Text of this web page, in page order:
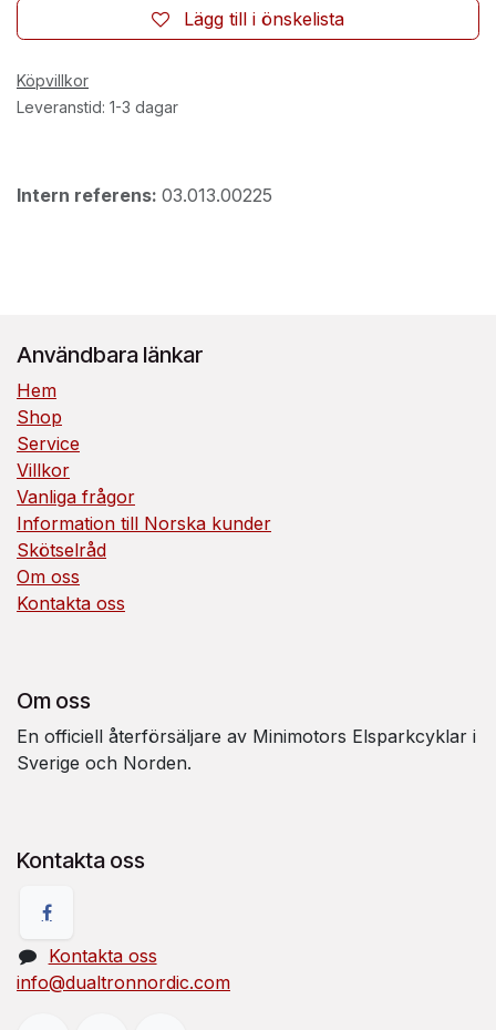
Lägg till i önskelista
Köpvillkor
Leveranstid: 1-3 dagar
Intern referens: 03.013.00225
Användbara länkar
Hem
Shop
Service
Villkor
Vanliga frågor
Information till Norska kunder
Skötselråd
Om oss
Kontakta oss
Om oss
En officiell återförsäljare av Minimotors Elsparkcyklar i
Sverige och Norden.
Kontakta oss
Kontakta oss
info@dualtronnordic.com